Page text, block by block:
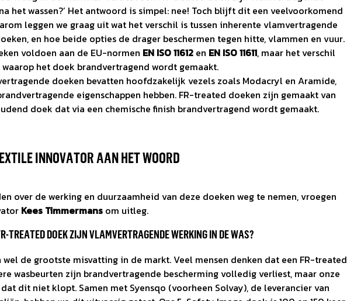
ook je visitekaartje is
en logistiek
die in beweging is
Hoge zichtbaarheid
Dag en nacht zichtbaar
van VP Capital
en innovatie
het wassen?’ Het antwoord is simpel: nee! Toch blijft dit een veelvoorkomend
leggen we graag uit wat het verschil is tussen inherente vlamvertragende
en hoe beide opties de drager beschermen tegen hitte, vlammen en vuur.
voldoen aan de EU-normen EN ISO 11612 en EN ISO 11611, maar het verschil
het doek brandvertragend wordt gemaakt.
doeken bevatten hoofdzakelijk vezels zoals Modacryl en Aramide,
eigenschappen hebben. FR-treated doeken zijn gemaakt van
doek dat via een chemische finish brandvertragend wordt gemaakt.
INNOVATOR AAN HET WOORD
over de werking en duurzaamheid van deze doeken weg te nemen, vroegen
Kees Timmermans om uitleg.
TREATED DOEK ZIJN VLAMVERTRAGENDE WERKING IN DE WAS?
wel de grootste misvatting in de markt. Veel mensen denken dat een FR-treated
wasbeurten zijn brandvertragende bescherming volledig verliest, maar onze
dit niet klopt. Samen met Syensqo (voorheen Solvay), de leverancier van